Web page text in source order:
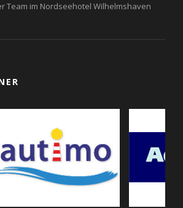
Team im Nordseehotel Wilhelmshaven